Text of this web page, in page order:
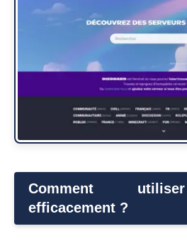
Comment
efficacement ?